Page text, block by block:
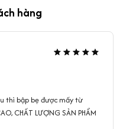
hàng
thì bập bẹ được mấy từ
CHẤT LƯỢNG SẢN PHẨM